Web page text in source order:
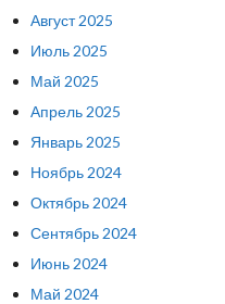
Август 2025
Июль 2025
Май 2025
Апрель 2025
Январь 2025
Ноябрь 2024
Октябрь 2024
Сентябрь 2024
Июнь 2024
Май 2024